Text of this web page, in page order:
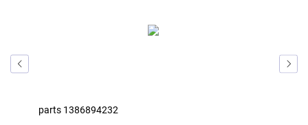
parts 1386894232